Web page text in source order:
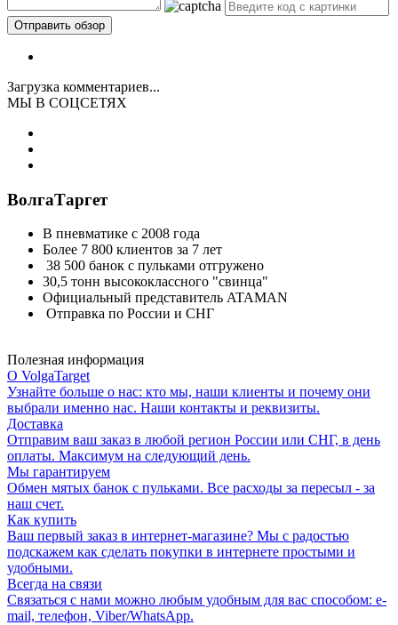
Загрузка комментариев...
МЫ В СОЦСЕТЯХ
ВолгаТаргет
В пневматике с 2008 года
Более 7 800 клиентов за 7 лет
38 500 банок с пульками отгружено
30,5 тонн высококлассного "свинца"
Официальный представитель ATAMAN
Отправка по России и СНГ
Полезная информация
О VolgaTarget
Узнайте больше о нас: кто мы, наши клиенты и почему они
выбрали именно нас. Наши контакты и реквизиты.
Доставка
Отправим ваш заказ в любой регион России или СНГ, в день
оплаты. Максимум на следующий день.
Мы гарантируем
Обмен мятых банок с пульками. Все расходы за пересыл - за
наш счет.
Как купить
Ваш первый заказ в интернет-магазине? Мы с радостью
подскажем как сделать покупки в интернете простыми и
удобными.
Всегда на связи
Связаться с нами можно любым удобным для вас способом: e-
mail, телефон, Viber/WhatsApp.